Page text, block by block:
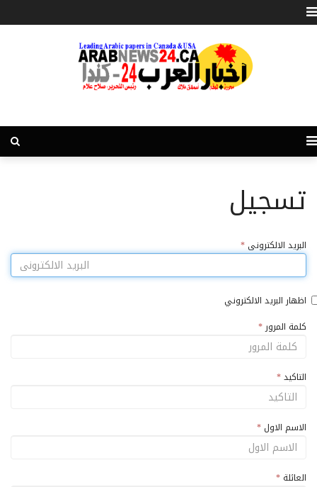
تسجيل
البريد الالكترونى *
اظهار البريد الالكتروني
كلمة المرور *
التاكيد*
الاسم الاول *
العائلة *